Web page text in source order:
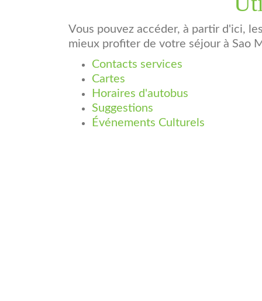
Vous pouvez accéder, à partir d'ici,
mieux profiter de votre séjour à Sao
Contacts services
Cartes
Horaires d'autobus
Suggestions
Événements Culturels